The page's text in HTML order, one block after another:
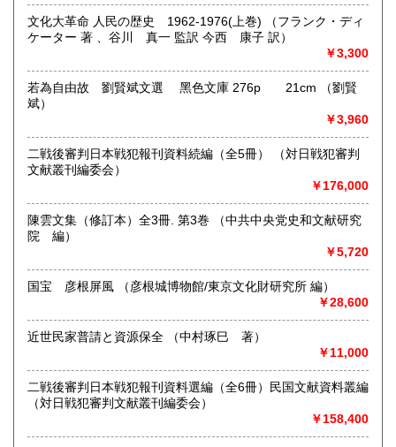
熊本県 大分県
宮崎県 鹿児島県 1,210円
沖縄県 1,650円
書籍の買取について
取り扱い分野
-
文化大革命 人民の歴史 1962-1976(上巻) （フランク・ディ
ケーター 著 、谷川 真一 監訳 今西 康子 訳）
￥3,300
若為自由故 劉賢斌文選 黑色文庫 276p 21cm （劉賢
斌）
￥3,960
二戦後審判日本戦犯報刊資料続編（全5冊） （対日戦犯審判
文献叢刊編委会）
￥176,000
陳雲文集（修訂本）全3冊. 第3巻 （中共中央党史和文献研究
院 編）
￥5,720
国宝 彦根屏風 （彦根城博物館/東京文化財研究所 編）
￥28,600
近世民家普請と資源保全 （中村琢巳 著）
￥11,000
二戦後審判日本戦犯報刊資料選編（全6冊）民国文献資料叢編
（対日戦犯審判文献叢刊編委会）
￥158,400